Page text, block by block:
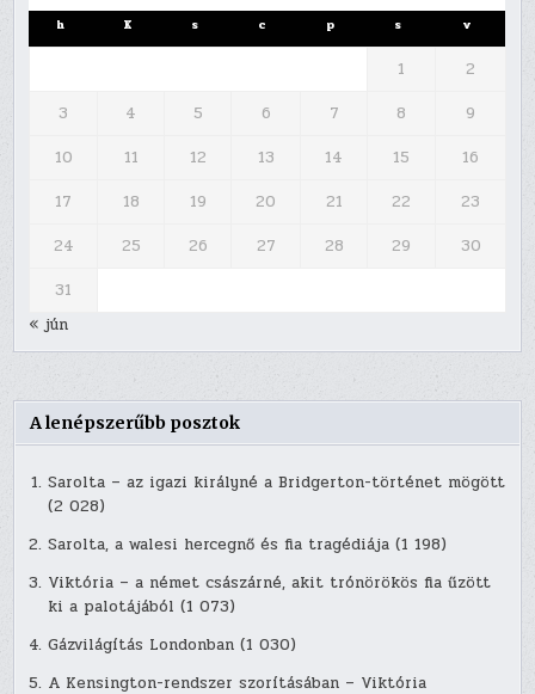
h K s c p s v
1
2
3
4 5 6 7 8
9
10
11 12 13 14 15
16
17
18 19 20 21 22
23
24
25 26 27 28 29
30
31
« jún
A lenépszerűbb posztok
Sarolta – az igazi királyné a Bridgerton-történet mögött
(2 028)
Sarolta, a walesi hercegnő és fia tragédiája (1 198)
Viktória – a német császárné, akit trónörökös fia űzött
ki a palotájából (1 073)
Gázvilágítás Londonban (1 030)
A Kensington-rendszer szorításában – Viktória